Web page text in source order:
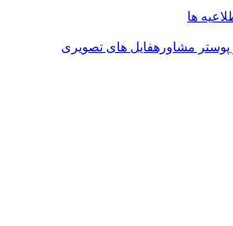
ها
پوستر مشاورهفایل های تصویری